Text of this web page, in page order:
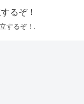
るぞ！
するぞ！.